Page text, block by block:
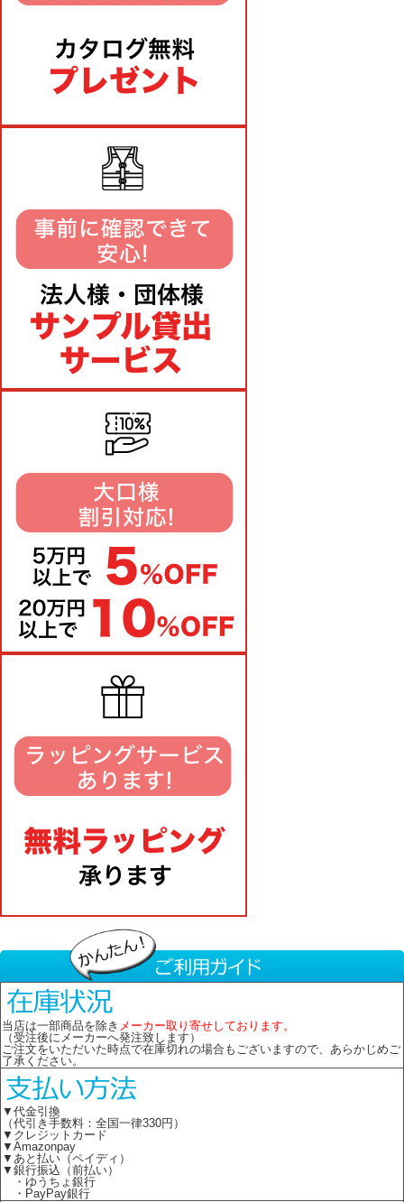
当店は一部商品を除き メーカー取り寄せしております。
（受注後にメーカーへ発注致します）
ご注文をいただいた時点で在庫切れの場合もございますので、あらかじめご
了承ください。
▼代金引換
（代引き手数料：全国一律330円）
▼クレジットカード
▼Amazonpay
▼あと払い（ペイディ）
▼銀行振込（前払い）
・ゆうちょ銀行
・PayPay銀行